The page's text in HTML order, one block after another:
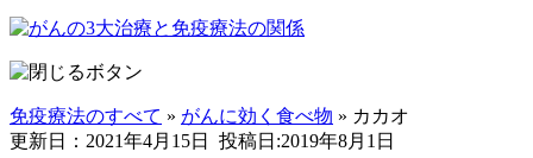
免疫療法のすべて » がんに効く食べ物 » カカオ
更新日：2021年4月15日
投稿日:2019年8月1日